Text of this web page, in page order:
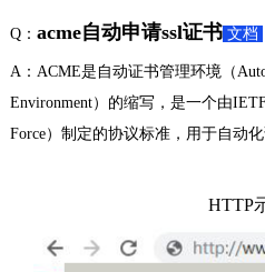
Q： acme自动申请ssl证书 文档
A：ACME是自动证书管理环境（
Environment）的缩写，是一个由
Force）制定的协议标准，用于自动
HTTP